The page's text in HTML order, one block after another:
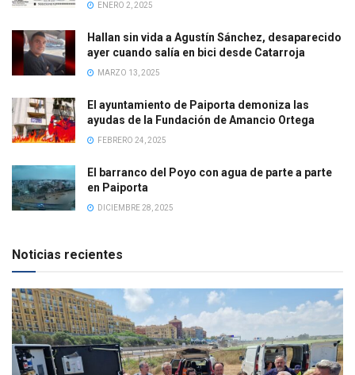
ENERO 2, 2025
Hallan sin vida a Agustín Sánchez, desaparecido
ayer cuando salía en bici desde Catarroja
MARZO 13, 2025
El ayuntamiento de Paiporta demoniza las
ayudas de la Fundación de Amancio Ortega
FEBRERO 24, 2025
El barranco del Poyo con agua de parte a parte
en Paiporta
DICIEMBRE 28, 2025
Noticias recientes